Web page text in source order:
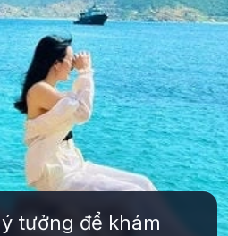
tưởng để khám